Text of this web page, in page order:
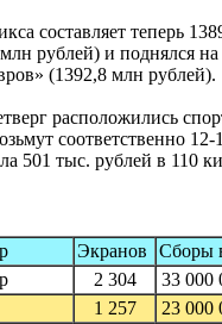
составляет теперь
рублей) и поднялся
(1392,8 млн рублей).
расположились
соответственно
501 тыс. рублей в 110
Экранов Сборы
2 304 33 000
1 257 23 000